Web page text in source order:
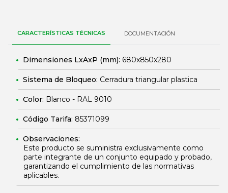
CARACTERÍSTICAS TÉCNICAS DOCUMENTACIÓN
Dimensiones LxAxP (mm): 680x850x280
Sistema de Bloqueo: Cerradura triangular plastica
Color: Blanco - RAL 9010
Código Tarifa: 85371099
Observaciones:
Este producto se suministra exclusivamente como
parte integrante de un conjunto equipado y probado,
garantizando el cumplimiento de las normativas
aplicables.